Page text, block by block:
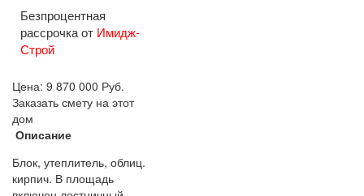
Безпроцентная
рассрочка от Имидж-
Строй
Цена: 9 870 000 Руб.
Заказать смету на этот
дом
Описание
Блок, утеплитель, облиц.
кирпич. В площадь